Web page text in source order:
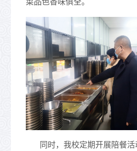
同时，我校定期开展陪餐活